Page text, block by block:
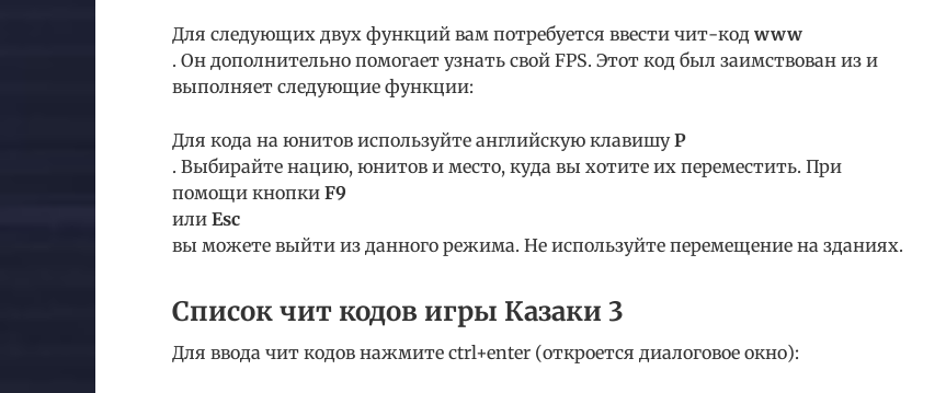
Для следующих двух функций вам потребуется ввести чит-код www
. Он дополнительно помогает узнать свой FPS. Этот код был заимствован из и
выполняет следующие функции:
Для кода на юнитов используйте английскую клавишуP
. Выбирайте нацию, юнитов и место, куда вы хотите их переместить. При
помощи кнопки F9
или Esc
вы можете выйти из данного режима. Не используйте перемещение на зданиях.
Список чит кодов игры Казаки 3
Для ввода чит кодов нажмите ctrl+enter (откроется диалоговое окно):